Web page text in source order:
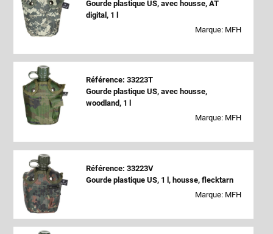
Gourde plastique US, avec housse, AT
digital, 1 l
Marque: MFH
Référence: 33223T
Gourde plastique US, avec housse,
woodland, 1 l
Marque: MFH
Référence: 33223V
Gourde plastique US, 1 l, housse, flecktarn
Marque: MFH